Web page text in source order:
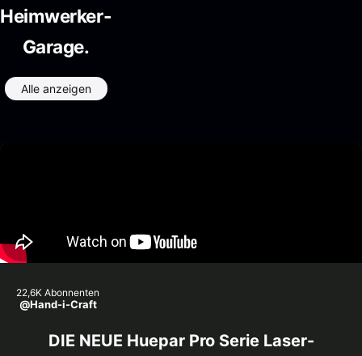
Heimwerker-
Garage.
Alle anzeigen
22,6K Abonnenten
@Hand-i-Craft
DIE NEUE Huepar Pro Serie Laser-